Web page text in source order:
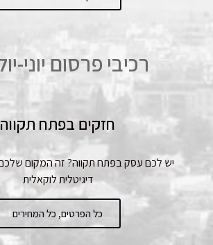
רכיבי פרסום יוני-יולי
חזקים בפתח תקווה
יש לכם עסק בפתח תקווה? זה המקום
דיגיטלית לוקאלית
כל הפרטים, כל המחירים